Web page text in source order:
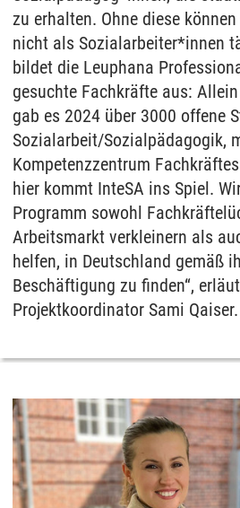
zu erhalten. Ohne diese
nicht als Sozialarbeiter*innen
bildet die Leuphana
gesuchte Fachkräfte aus:
gab es 2024 über 3000 offene
Sozialarbeit/Sozialpädagogik,
Kompetenzzentrum
hier kommt InteSA ins Spiel.
Programm sowohl
Arbeitsmarkt verkleinern als
helfen, in Deutschland gemäß
Beschäftigung zu finden“,
Projektkoordinator Sami Qaiser.